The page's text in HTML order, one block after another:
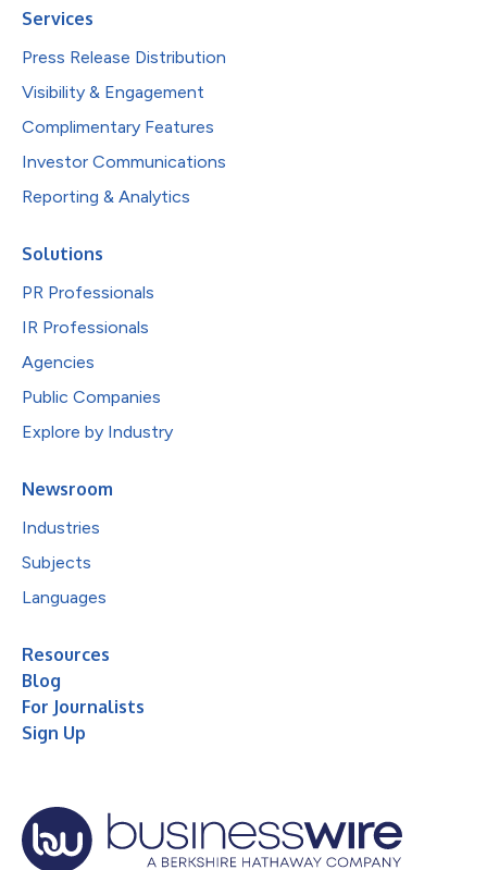
Services
Press Release Distribution
Visibility & Engagement
Complimentary Features
Investor Communications
Reporting & Analytics
Solutions
PR Professionals
IR Professionals
Agencies
Public Companies
Explore by Industry
Newsroom
Industries
Subjects
Languages
Resources
Blog
For Journalists
Sign Up